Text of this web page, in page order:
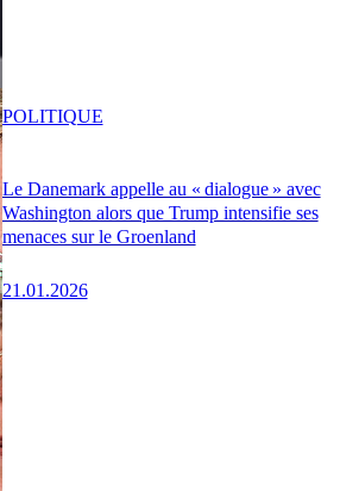
Le Danemark appelle au « dialogue » avec
Washington alors que Trump intensifie ses
menaces sur le Groenland
21.01.2026
POLITIQUE